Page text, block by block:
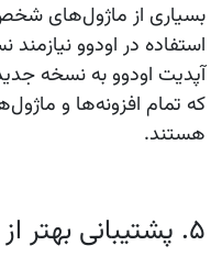
بسیاری از ماژول‌های
استفاده در اودوو
آپدیت اودوو به نسخه
که تمام افزونه‌ها و
هستند.
5. پشتیبانی بهتر از موبایل